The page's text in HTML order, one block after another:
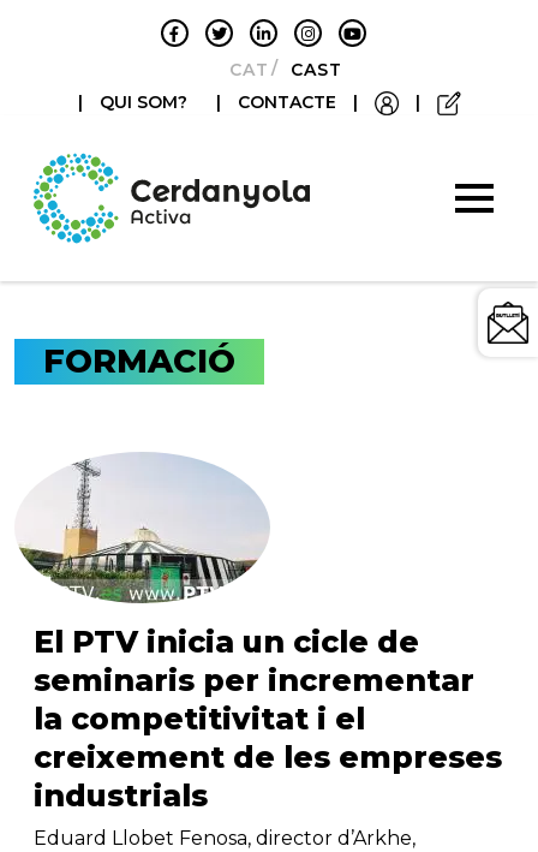
CATALÀCASTELLANO
|
QUI SOM? | CONTACTE | |
FORMACIÓ
El PTV inicia un cicle de
seminaris per incrementar
la competitivitat i el
creixement de les empreses
industrials
Eduard Llobet Fenosa, director d’Arkhe,